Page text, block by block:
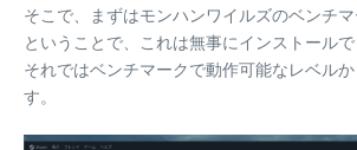
そこで、まずはモンハンワイルズのベンチ
ということで、これは無事にインストールで
それではベンチマークで動作可能なレベル
す。